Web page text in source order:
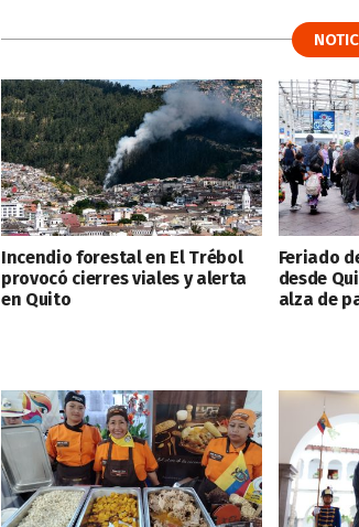
Incendio forestal en El Trébol
provocó cierres viales y alerta
en Quito
Feriado
desde
alza de